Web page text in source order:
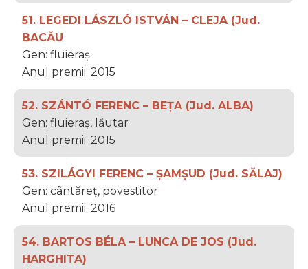
51. LEGEDI LÁSZLÓ ISTVÁN – CLEJA (Jud.
BACĂU
Gen: fluieraș
Anul premii: 2015
52. SZÁNTÓ FERENC – BEȚA (Jud. ALBA)
Gen: fluieraș, lăutar
Anul premii: 2015
53. SZILÁGYI FERENC – ȘAMȘUD (Jud. SĂLAJ)
Gen: cântăreț, povestitor
Anul premii: 2016
54. BARTOS BÉLA – LUNCA DE JOS (Jud.
HARGHITA)